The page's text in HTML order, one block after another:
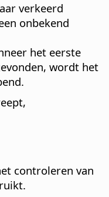
verkeerd
onbekend
het eerste
wordt het
controleren van